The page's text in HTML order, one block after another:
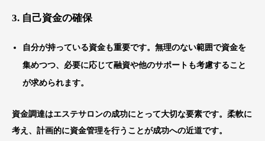
3. 自己資金の確保
自分が持っている資金も重要です。無理のない範囲で資金を
集めつつ、必要に応じて融資や他のサポートも考慮すること
が求められます。
資金調達はエステサロンの成功にとって大切な要素です。柔軟に
考え、計画的に資金管理を行うことが成功への近道です。